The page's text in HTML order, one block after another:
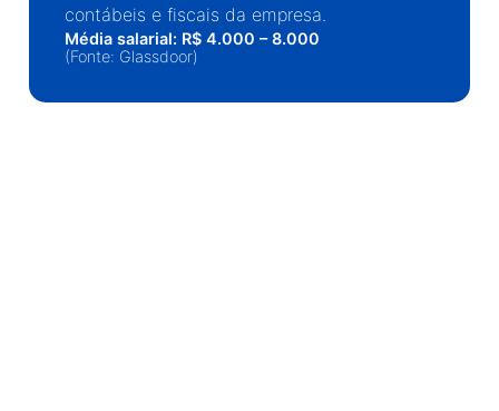
contábeis e fiscais da empresa.
Média salarial: R$ 4.000 – 8.000
(Fonte: Glassdoor)